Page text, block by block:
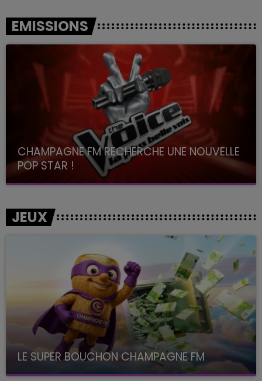
EMISSIONS
CHAMPAGNE FM RECHERCHE UNE NOUVELLE
POP STAR !
Toute la journée sur Champagne FM
JEUX
LE SUPER BOUCHON CHAMPAGNE FM
avec La Famille Champagne FM, à 8H10